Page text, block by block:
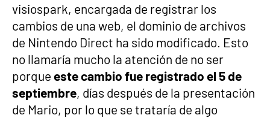
visiospark, encargada de registrar los
cambios de una web, el dominio de archivos
de Nintendo Direct ha sido modificado. Esto
no llamaría mucho la atención de no ser
porque este cambio fue registrado el 5 de
septiembre, días después de la presentación
de Mario, por lo que se trataría de algo